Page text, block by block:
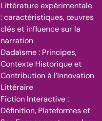
Littérature expérimentale
: caractéristiques, œuvres
clés et influence sur la
narration
Dadaïsme : Principes,
Contexte Historique et
Contribution à l’Innovation
Littéraire
Fiction Interactive :
Définition, Plateformes et